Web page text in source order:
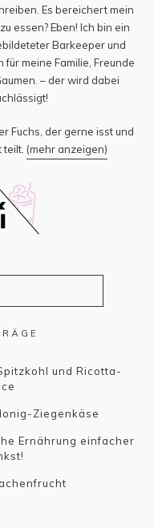
Es bereichert mein
essen? Eben! Ich bin ein
Barkeeper und
meine Familie, Freunde
– der wird dabei
Fuchs, der gerne isst und
teilt. (mehr anzeigen)
und Ricotta-
Ziegenkäse
Ernährung einfacher